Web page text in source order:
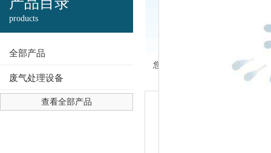
products
全部产品
废气处理设备
查看全部产品
您现在的位置： 4436x12威尼